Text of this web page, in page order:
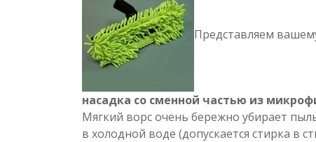
Представляем
насадка со сменной частью из
Мягкий ворс очень бережно убирает
в холодной воде (допускается стирка в